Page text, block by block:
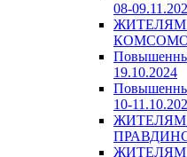
08-
ЖИТЕЛЯМ
19.10.2024
10-
ЖИТЕЛЯМ
ЖИТЕЛЯМ